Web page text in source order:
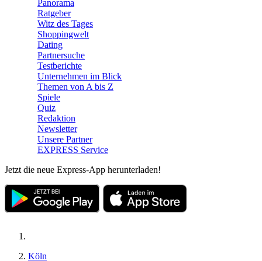
Panorama
Ratgeber
Witz des Tages
Shoppingwelt
Dating
Partnersuche
Testberichte
Unternehmen im Blick
Themen von A bis Z
Spiele
Quiz
Redaktion
Newsletter
Unsere Partner
EXPRESS Service
Jetzt die neue Express-App herunterladen!
Köln